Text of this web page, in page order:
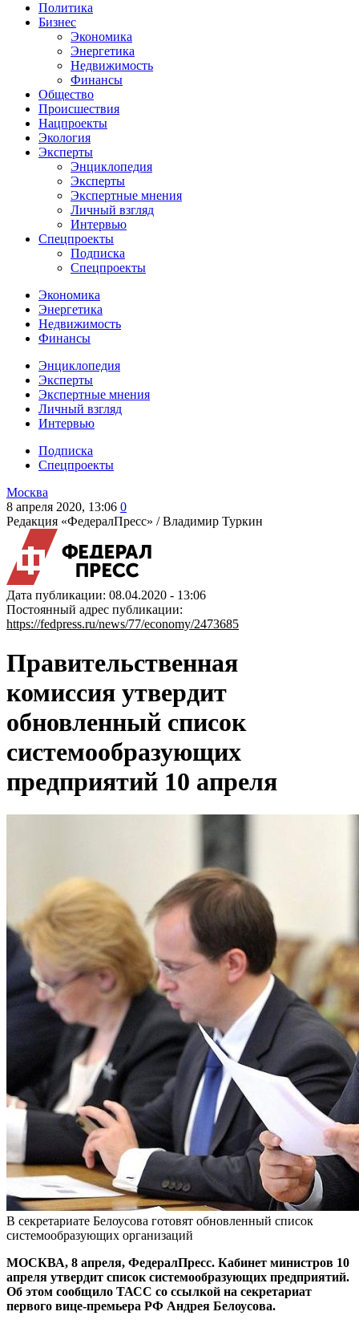
Политика
Бизнес
Экономика
Энергетика
Недвижимость
Финансы
Общество
Происшествия
Нацпроекты
Экология
Эксперты
Энциклопедия
Эксперты
Экспертные мнения
Личный взгляд
Интервью
Спецпроекты
Подписка
Спецпроекты
Экономика
Энергетика
Недвижимость
Финансы
Энциклопедия
Эксперты
Экспертные мнения
Личный взгляд
Интервью
Подписка
Спецпроекты
Москва
8 апреля 2020, 13:06 0
Редакция «ФедералПресс» /Владимир Туркин
Дата публикации: 08.04.2020 - 13:06
Постоянный адрес публикации:
https://fedpress.ru/news/77/economy/2473685
Правительственная
комиссия утвердит
обновленный список
системообразующих
предприятий 10 апреля
В секретариате Белоусова готовят обновленный список
системообразующих организаций
МОСКВА, 8 апреля, ФедералПресс. Кабинет министров 10
апреля утвердит список системообразующих предприятий.
Об этом сообщило ТАСС со ссылкой на секретариат
первого вице-премьера РФ Андрея Белоусова.